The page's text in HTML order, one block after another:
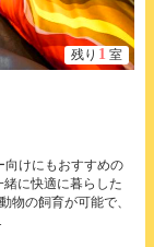
残り 1 室
向けにもおすすめの
に快適に暮らした
物の飼育が可能で、